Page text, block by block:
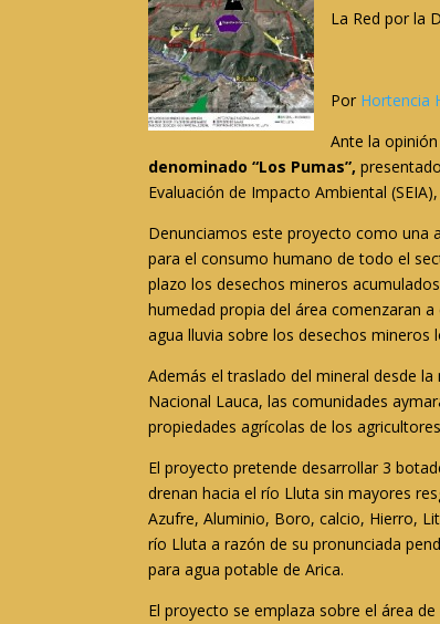
La Red por la
Por Hortencia
Ante la
denominado “Los Pumas”,
Evaluación de Impacto Ambiental
Denunciamos este proyecto como una
para el consumo humano de todo el
plazo los desechos mineros
humedad propia del área comenzaran
agua lluvia sobre los desechos mineros
Además el traslado del mineral desde
Nacional Lauca, las comunidades
propiedades agrícolas de los
El proyecto pretende desarrollar 3
drenan hacia el río Lluta sin mayores
Azufre, Aluminio, Boro, calcio, Hierro,
río Lluta a razón de su pronunciada
para agua potable de Arica.
El proyecto se emplaza sobre el área